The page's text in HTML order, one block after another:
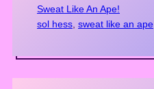
Sweat Like An Ape!
sol hess sweat like an ape